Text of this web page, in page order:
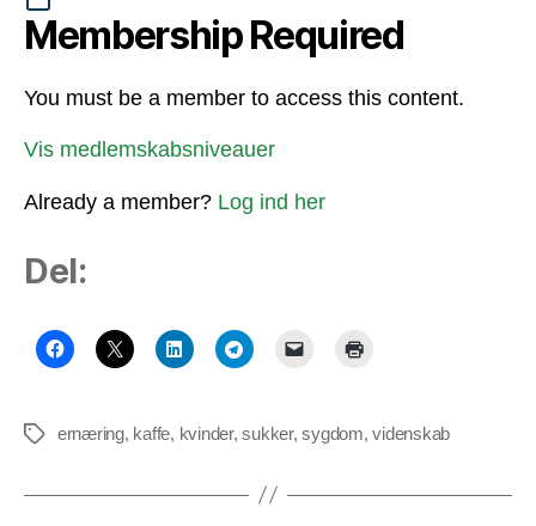
Membership Required
You must be a member to access this content.
Vis medlemskabsniveauer
Already a member? Log ind her
Del:
Tagsernæring, kaffe, kvinder,sukker,sygdom,videnskab